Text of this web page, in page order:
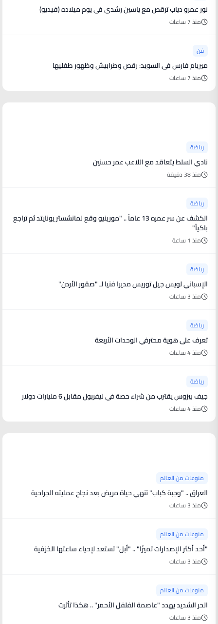
نور عمرو دياب ترقص مع ياسين رشدي في يوم ميلاده (فيديو)
منذ 7 ساعات
فن
ميريام فارس في السويد: رقص وطرابيش وظهور طفليها
منذ 7 ساعات
رياضة
نادي السلط يتعاقد مع اللاعب عمر حسنين
منذ 38 دقيقة
رياضة
الكشف عن سر عمره 13 عاماً .. "مورينيو وقع لمانشستر يونايتد ثم تراجع
باكياً"
منذ 1 ساعة
رياضة
الإسباني لويس جيل توريس مديرا فنيا لـ "صقور الأردن"
منذ 3 ساعات
رياضة
تعرف على هوية محترفي الوحدات الأربعة
منذ 4 ساعات
رياضة
جيف بيزوس يقترب من شراء حصة في ليفربول مقابل 6 مليارات دولار
منذ 4 ساعات
منوعات من العالم
العراق .. "وجبة كباب" تنهي حياة مريض بعد نجاح عمليته الجراحية
منذ 3 ساعات
منوعات من العالم
"أحد أكثر الإصدارات تميزًا" .. "أبل" تستعد لإحياء ساعتها الخزفية
منذ 3 ساعات
منوعات من العالم
الحر الشديد يهدد "عاصمة الفلفل الأحمر" .. هكذا تأثرت
منذ 3 ساعات